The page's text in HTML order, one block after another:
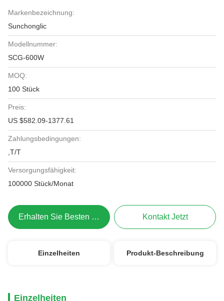
Markenbezeichnung:
Sunchonglic
Modellnummer:
SCG-600W
MOQ:
100 Stück
Preis:
US $582.09-1377.61
Zahlungsbedingungen:
,T/T
Versorgungsfähigkeit:
100000 Stück/Monat
Erhalten Sie Besten Preis Kontakt Jetzt
Einzelheiten Produkt-Beschreibung
Einzelheiten